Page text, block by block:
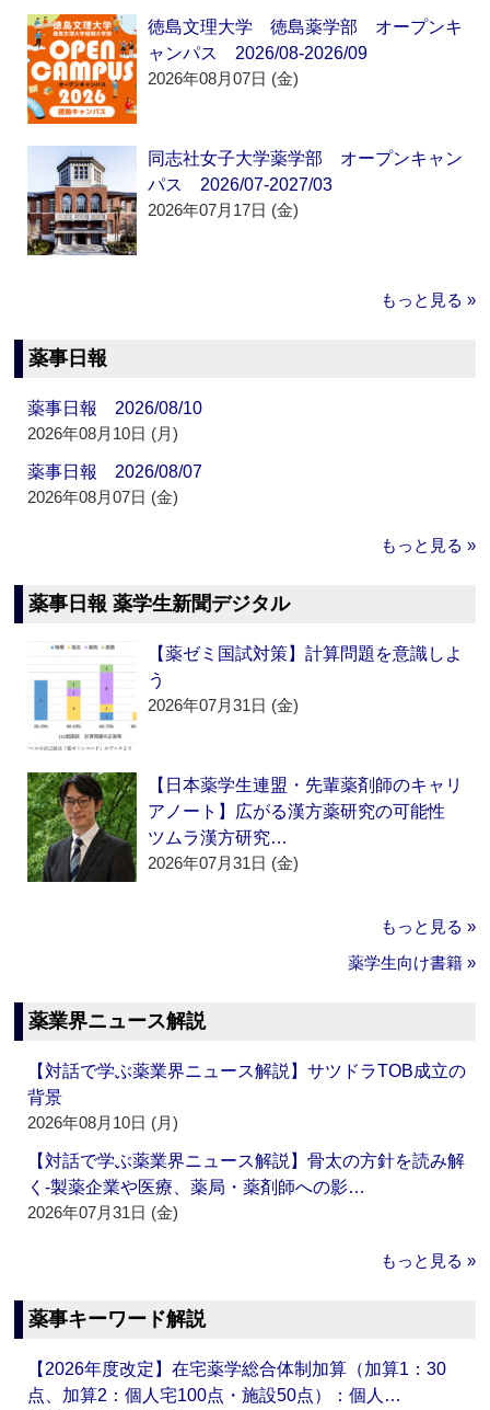
徳島文理大学 徳島薬学部 オープンキ
ャンパス 2026/08-2026/09
2026年08月07日 (金)
同志社女子大学薬学部 オープンキャン
パス 2026/07-2027/03
2026年07月17日 (金)
もっと見る »
薬事日報
薬事日報 2026/08/10
2026年08月10日 (月)
薬事日報 2026/08/07
2026年08月07日 (金)
もっと見る »
薬事日報 薬学生新聞デジタル
【薬ゼミ国試対策】計算問題を意識しよ
う
2026年07月31日 (金)
【日本薬学生連盟・先輩薬剤師のキャリ
アノート】広がる漢方薬研究の可能性
ツムラ漢方研究…
2026年07月31日 (金)
もっと見る »
薬学生向け書籍 »
薬業界ニュース解説
【対話で学ぶ薬業界ニュース解説】サツドラTOB成立の
背景
2026年08月10日 (月)
【対話で学ぶ薬業界ニュース解説】骨太の方針を読み解
く‐製薬企業や医療、薬局・薬剤師への影…
2026年07月31日 (金)
もっと見る »
薬事キーワード解説
【2026年度改定】在宅薬学総合体制加算（加算1：30
点、加算2：個人宅100点・施設50点）：個人…